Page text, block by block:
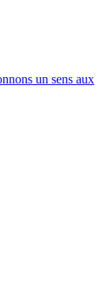
un sens aux